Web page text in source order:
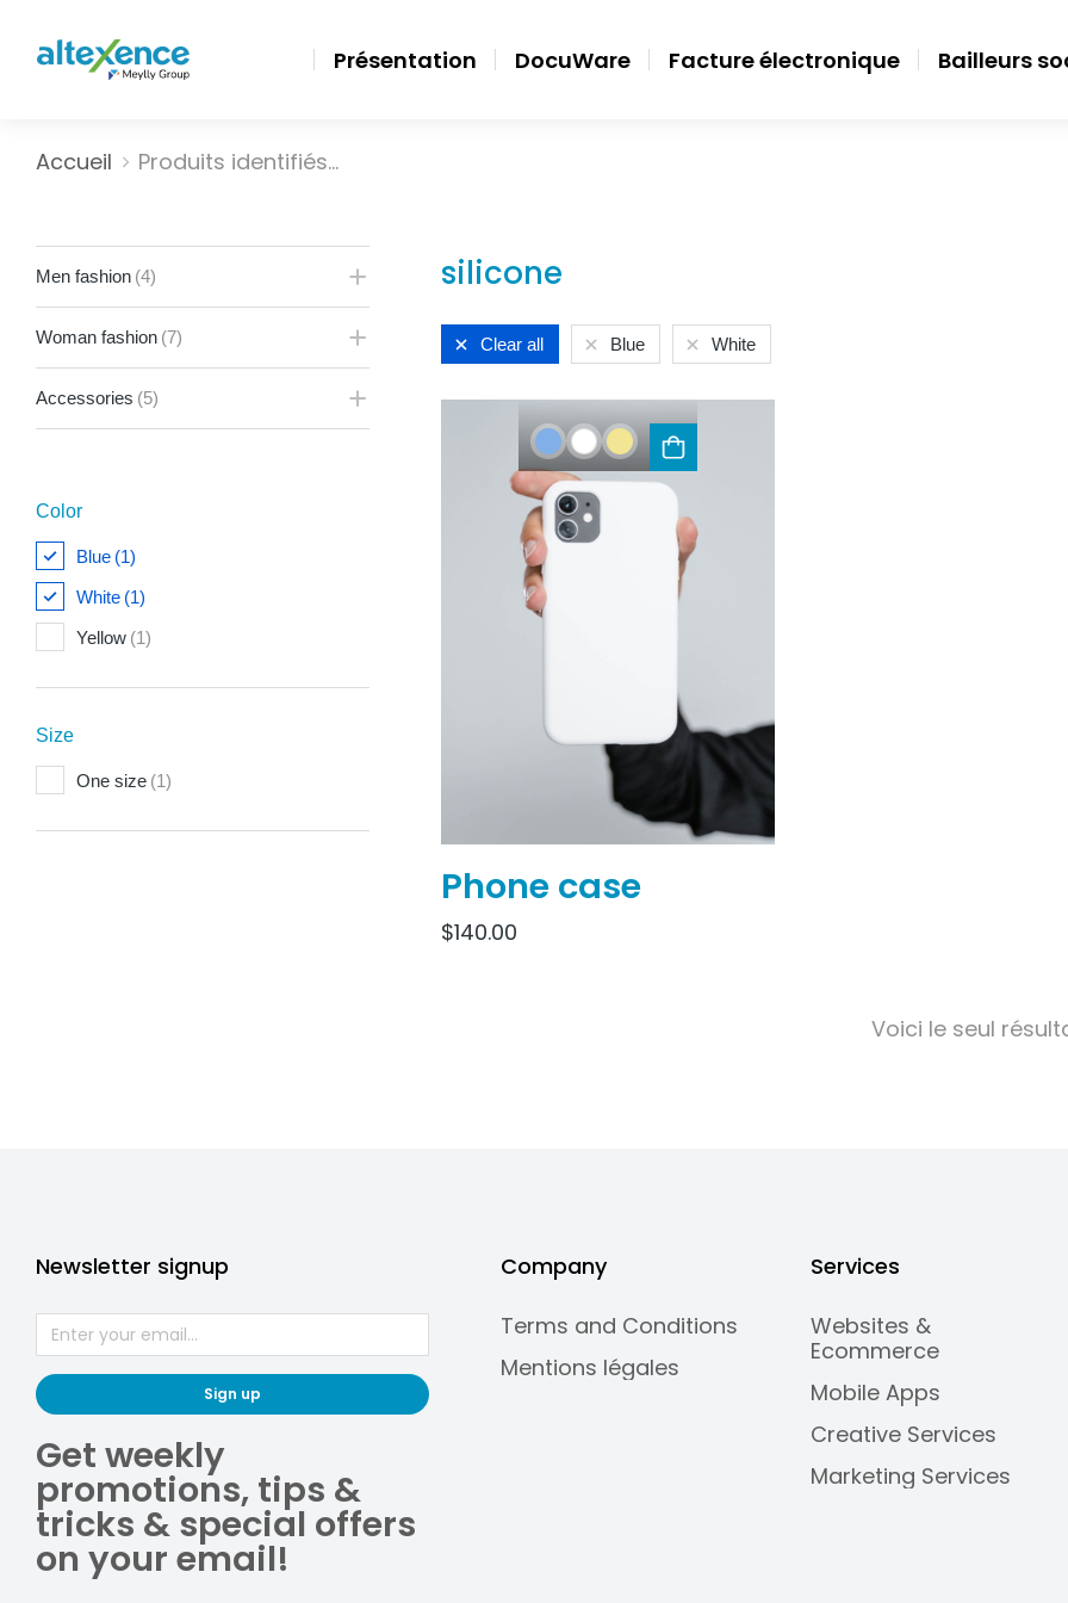
Présentation DocuWare Facture électronique Bailleurs
Vous êtes ici :
Accueil Produits identifiés…
Men fashion (4)
Woman fashion (7)
Accessories (5)
Color
Blue (1)
White (1)
Yellow (1)
Size
One size (1)
silicone
Clear all Blue White
Phone case
$140.00
Voici le seul
Newsletter signup
Sign up
Get weekly
promotions, tips &
tricks & special offers
on your email!
Company
Terms and Conditions
Mentions légales
Services
Websites &
Ecommerce
Mobile Apps
Creative Services
Marketing Services